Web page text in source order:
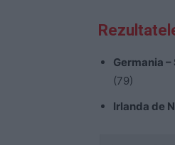
Germania
(79)
Irlanda de